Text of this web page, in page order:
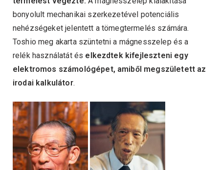
bonyolult mechanikai szerkezetével potenciális
nehézségeket jelentett a tömegtermelés számára.
Toshio meg akarta szüntetni a mágnesszelep és a
relék használatát és elkezdtek kifejleszteni egy
elektromos számológépet, amiből megszületett az
irodai kalkulátor.